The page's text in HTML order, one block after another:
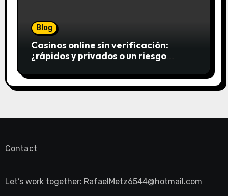
Blog
Casinos online sin verificación:
¿rápidos y privados o un riesgo
Contact
Let’s work together: RafaelMetz6544@hotmail.com